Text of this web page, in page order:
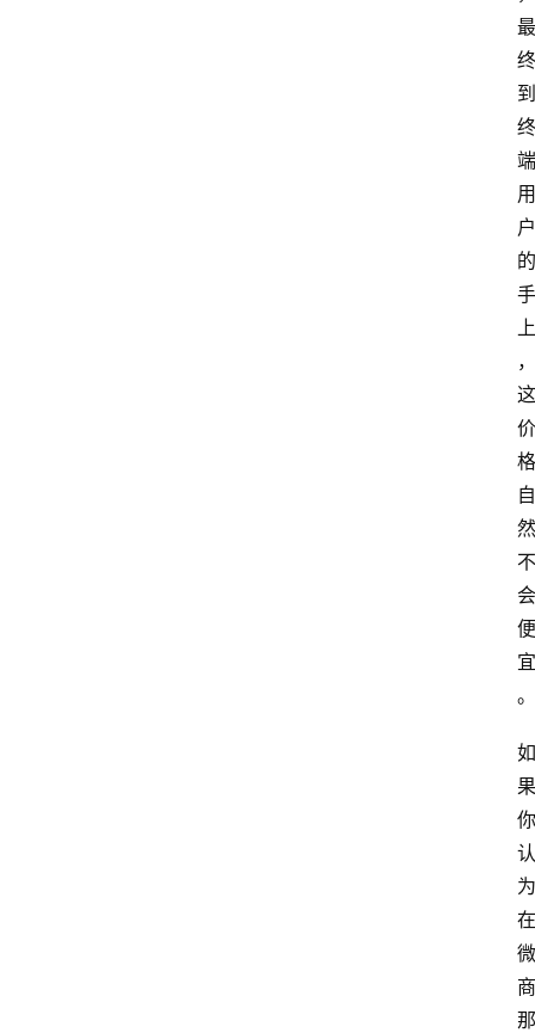
最
终
到
终
端
用
户
的
手
上
，
这
价
格
自
然
不
会
便
宜
。
如
果
你
认
为
在
微
商
那